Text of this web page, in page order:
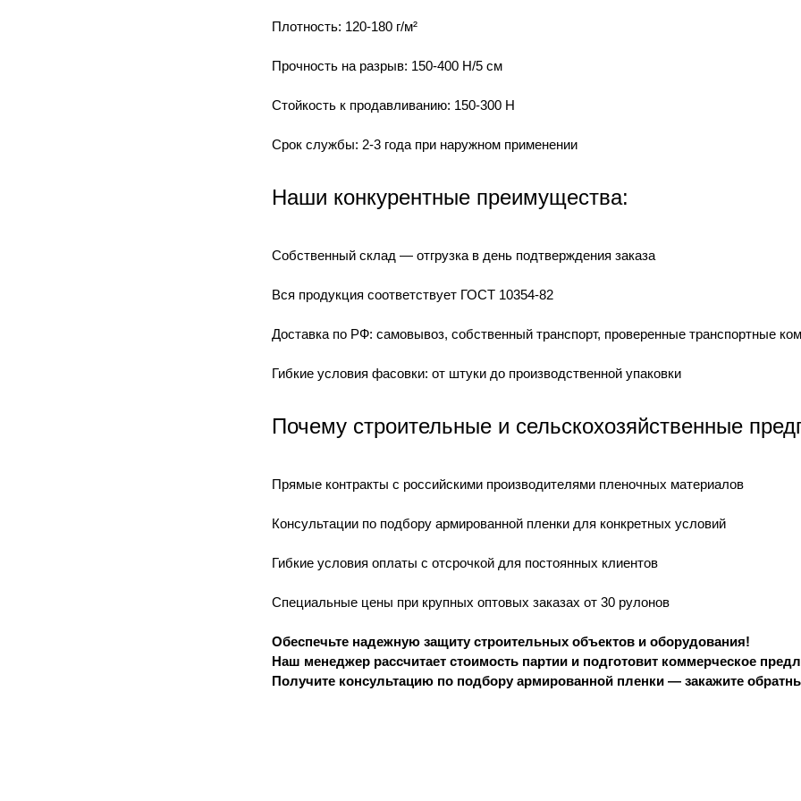
Плотность: 120-180 г/м²
Прочность на разрыв: 150-400 Н/5 см
Стойкость к продавливанию: 150-300 Н
Срок службы: 2-3 года при наружном применении
Наши конкурентные преимущества:
Собственный склад — отгрузка в день подтверждения заказа
Вся продукция соответствует ГОСТ 10354-82
Доставка по РФ: самовывоз, собственный транспорт, проверенные транспортные
Гибкие условия фасовки: от штуки до производственной упаковки
Почему строительные и сельскохозяйственные
Прямые контракты с российскими производителями пленочных материалов
Консультации по подбору армированной пленки для конкретных условий
Гибкие условия оплаты с отсрочкой для постоянных клиентов
Специальные цены при крупных оптовых заказах от 30 рулонов
Обеспечьте надежную защиту строительных объектов и оборудования!
Наш менеджер рассчитает стоимость партии и подготовит коммерческое
Получите консультацию по подбору армированной пленки — закажите